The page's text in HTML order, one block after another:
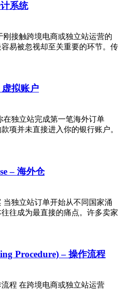
系统
接触跨境电商或独立站运营的
易被忽视却至关重要的环节。传
拟账户
在独立站完成第一笔海外订单
项并未直接进入你的银行账户。
– 海外仓
当独立站订单开始从不同国家涌
往成为最直接的痛点。许多卖家
Procedure) – 操作流程
程 在跨境电商或独立站运营